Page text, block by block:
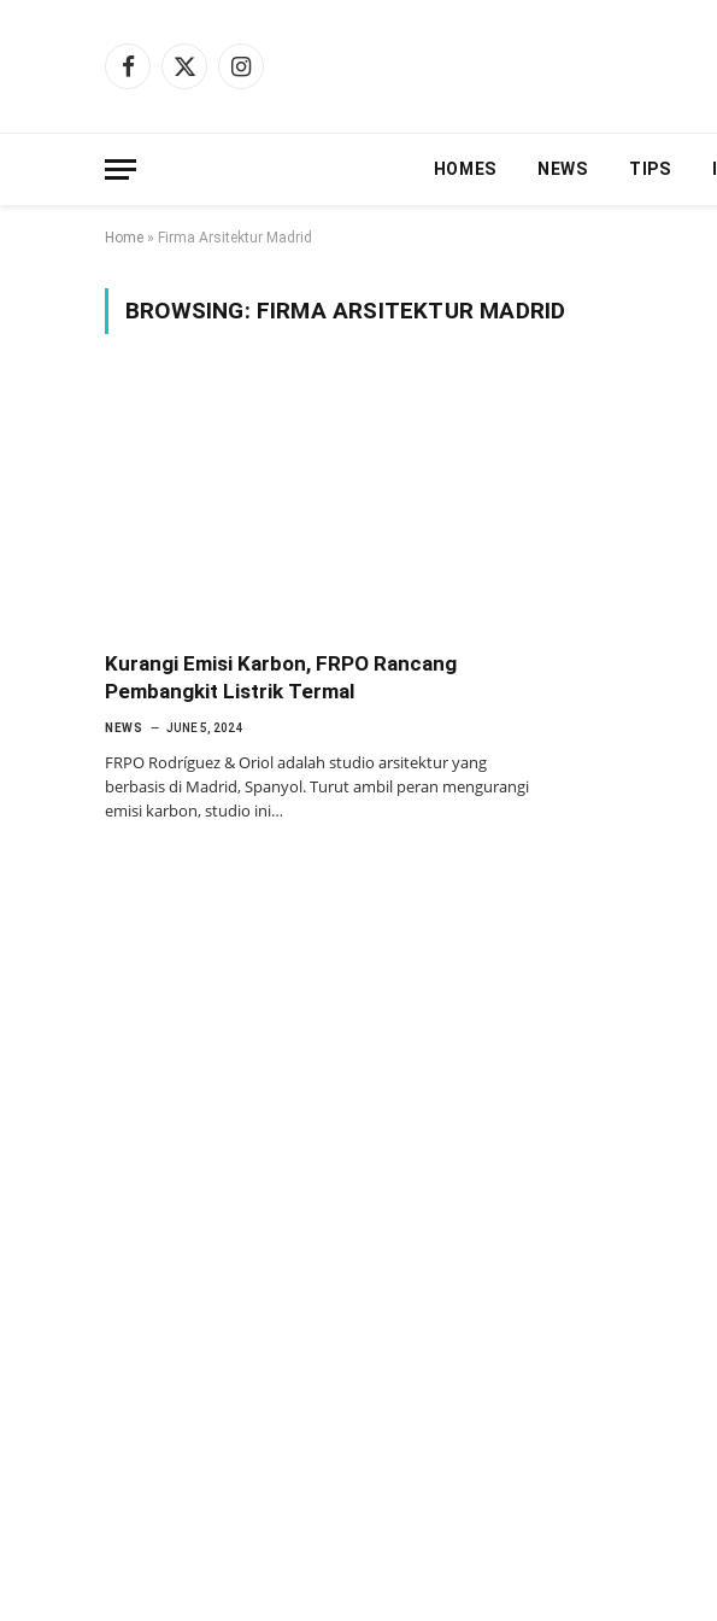
Facebook
X
Instagram
HOMES NEWS TIPS
Home » Firma Arsitektur Madrid
BROWSING: FIRMA ARSITEKTUR MADRID
Kurangi Emisi Karbon, FRPO Rancang
Pembangkit Listrik Termal
NEWS JUNE 5, 2024
FRPO Rodríguez & Oriol adalah studio arsitektur yang
berbasis di Madrid, Spanyol. Turut ambil peran mengurangi
emisi karbon, studio ini…